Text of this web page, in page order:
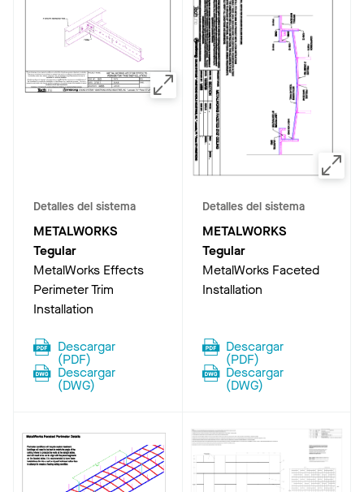
Detalles del sistema
METALWORKS
Tegular
MetalWorks Effects
Perimeter Trim
Installation
Descargar
(PDF)
Descargar
(DWG)
Detalles del sistema
METALWORKS
Tegular
MetalWorks Faceted
Installation
Descargar
(PDF)
Descargar
(DWG)